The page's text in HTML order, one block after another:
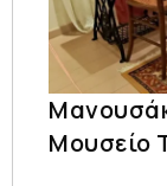
Μουσείο